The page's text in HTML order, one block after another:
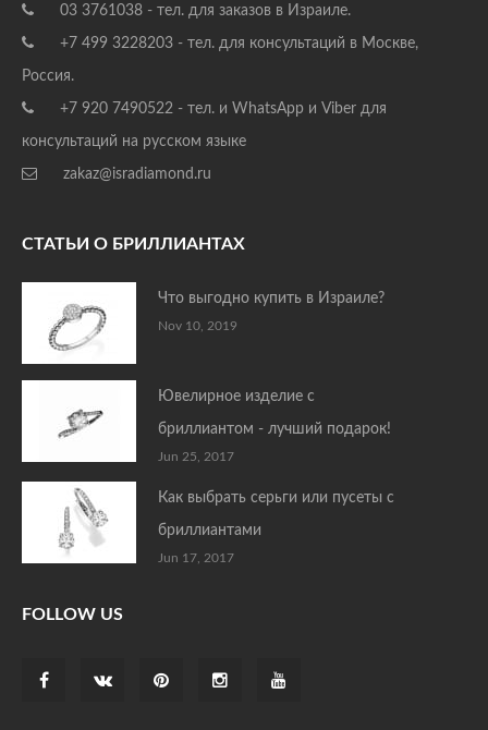
03 3761038 - тел. для заказов в Израиле.
+7 499 3228203 - тел. для консультаций в Москве,
Россия.
+7 920 7490522 - тел. и WhatsApp и Viber для
консультаций на русском языке
zakaz@isradiamond.ru
СТАТЬИ О БРИЛЛИАНТАХ
Что выгодно купить в Израиле?
Nov 10, 2019
Ювелирное изделие с
бриллиантом - лучший подарок!
Jun 25, 2017
Как выбрать серьги или пусеты с
бриллиантами
Jun 17, 2017
FOLLOW US